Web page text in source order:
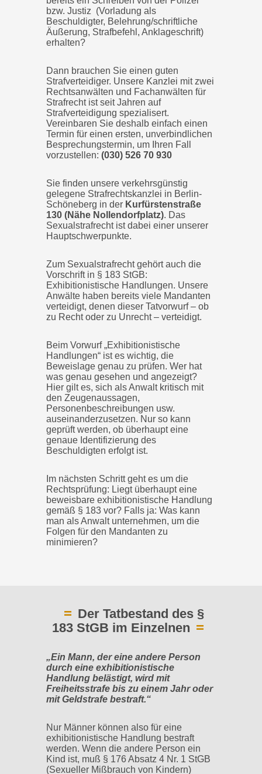
bzw. Justiz (Vorladung als
Beschuldigter, Belehrung/schriftliche
Äußerung, Strafbefehl, Anklageschrift)
erhalten?
Dann brauchen Sie einen guten
Strafverteidiger. Unsere Kanzlei mit zwei
Rechtsanwälten und Fachanwälten für
Strafrechtist seit Jahren auf
Strafverteidigung spezialisert.
Vereinbaren Sie deshalb einfach einen
Termin für einen ersten, unverbindlichen
Besprechungstermin, um Ihren Fall
vorzustellen: (030) 526 70 930
Sie finden unsere verkehrsgünstig
gelegene Strafrechtskanzlei in Berlin-
Schöneberg in der Kurfürstenstraße
130 (Nähe Nollendorfplatz). Das
Sexualstrafrecht ist dabei einer unserer
Hauptschwerpunkte.
Zum Sexualstrafrecht gehört auch die
Vorschrift in § 183 StGB:
Exhibitionistische Handlungen. Unsere
Anwälte haben bereits viele Mandanten
verteidigt, denen dieser Tatvorwurf – ob
zu Recht oder zu Unrecht – verteidigt.
Beim Vorwurf „Exhibitionistische
Handlungen“ ist es wichtig, die
Beweislage genau zu prüfen. Wer hat
was genau gesehen und angezeigt?
Hier gilt es, sich als Anwalt kritisch mit
den Zeugenaussagen,
Personenbeschreibungen usw.
auseinanderzusetzen. Nur so kann
geprüft werden, ob überhaupt eine
genaue Identifizierung des
Beschuldigten erfolgt ist.
Im nächsten Schritt geht es um die
Rechtsprüfung: Liegt überhaupt eine
beweisbare exhibitionistische Handlung
gemäß § 183 vor? Falls ja: Was kann
man als Anwalt unternehmen, um die
Folgen für den Mandanten zu
minimieren?
Der Tatbestand des §
183 StGB im Einzelnen
„Ein Mann, der eine andere Person
durch eine exhibitionistische
Handlung belästigt, wird mit
Freiheitsstrafe bis zu einem Jahr oder
mit Geldstrafe bestraft.“
Nur Männer können also für eine
exhibitionistische Handlung bestraft
werden. Wenn die andere Person ein
Kind ist, muß § 176 Absatz 4 Nr. 1 StGB
(Sexueller Mißbrauch von Kindern)